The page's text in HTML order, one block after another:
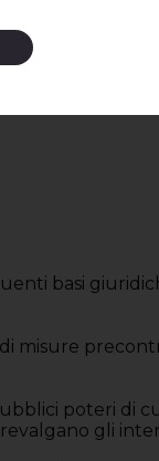
in
basi
misure
poteri di
gli